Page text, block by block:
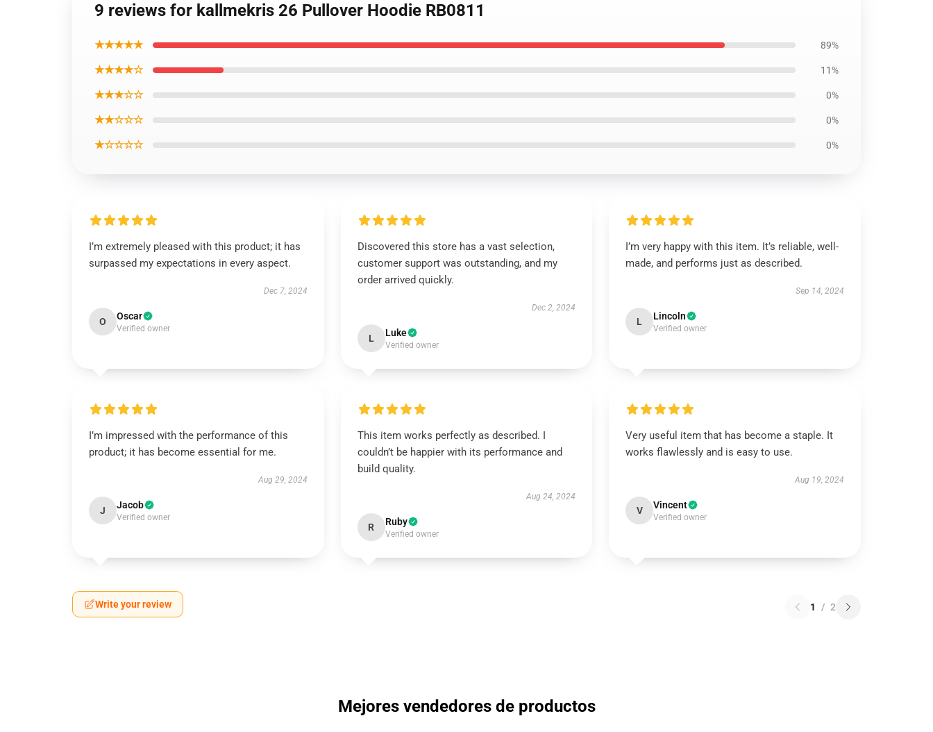
9 reviews for kallmekris 26 Pullover Hoodie RB0811
★★★★★ 89%
★★★★☆ 11%
★★★☆☆ 0%
★★☆☆☆ 0%
★☆☆☆☆ 0%
I’m extremely pleased with this product; it has
surpassed my expectations in every aspect.
Dec 7, 2024
O Oscar
Verified owner
Discovered this store has a vast selection,
customer support was outstanding, and my
order arrived quickly.
Dec 2, 2024
L Luke
Verified owner
I’m very happy with this item. It’s reliable, well-
made, and performs just as described.
Sep 14, 2024
L Lincoln
Verified owner
I’m impressed with the performance of this
product; it has become essential for me.
Aug 29, 2024
J Jacob
Verified owner
This item works perfectly as described. I
couldn’t be happier with its performance and
build quality.
Aug 24, 2024
R Ruby
Verified owner
Very useful item that has become a staple. It
works flawlessly and is easy to use.
Aug 19, 2024
V Vincent
Verified owner
Write your review 1 / 2
Mejores vendedores de productos